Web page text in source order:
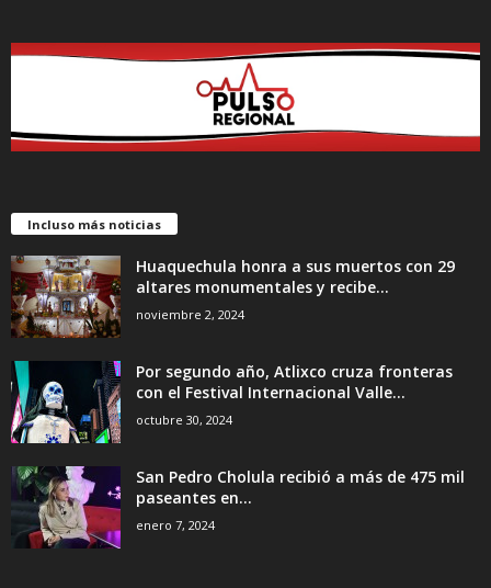
Incluso más noticias
Huaquechula honra a sus muertos con 29
altares monumentales y recibe...
noviembre 2, 2024
Por segundo año, Atlixco cruza fronteras
con el Festival Internacional Valle...
octubre 30, 2024
San Pedro Cholula recibió a más de 475 mil
paseantes en...
enero 7, 2024